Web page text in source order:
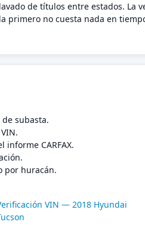
de títulos entre estados. La
no cuesta nada en
de subasta.
informe CARFAX.
por huracán.
VIN — 2018 Hyundai